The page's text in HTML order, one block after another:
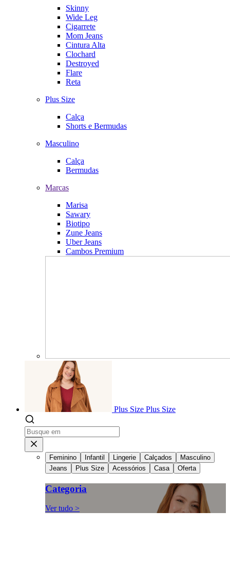
Skinny
Wide Leg
Cigarrete
Mom Jeans
Cintura Alta
Clochard
Destroyed
Flare
Reta
Plus Size
Calça
Shorts e Bermudas
Masculino
Calça
Bermudas
Marcas
Marisa
Sawary
Biotipo
Zune Jeans
Uber Jeans
Cambos Premium
Plus Size Plus Size
Feminino Infantil Lingerie Calçados
Masculino
Jeans
Plus Size Acessórios Casa Oferta
Categoria
Ver tudo >